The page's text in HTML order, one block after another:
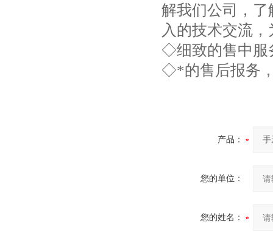
解我们公司，
入的技术交流
◇细致的售中服
◇*的售后报务
产品：
您的单位：
您的姓名：